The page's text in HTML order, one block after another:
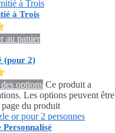
à Trois
au panier
(pour 2)
options Ce produit a
Les options peuvent être
du produit